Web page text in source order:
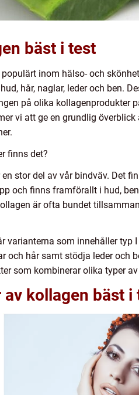
bäst i test
inom hälso- och
hår, naglar, leder och ben.
på olika kollagenprodukter
vi att ge en grundlig
finns det?
stor del av vår bindväv. Det
och finns framförallt i hud,
är ofta bundet
varianterna som innehåller
och hår samt stödja leder och
som kombinerar olika typer
kollagen bäst i